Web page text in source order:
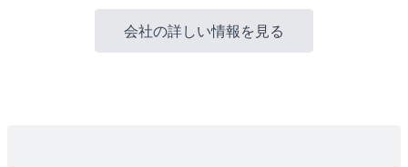
会社の詳しい情報を見る